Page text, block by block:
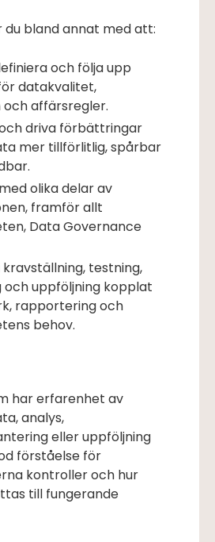
bland annat med att:
och följa upp
datakvalitet,
affärsregler.
driva förbättringar
mer tillförlitlig, spårbar
olika delar av
framför allt
Data Governance
kravställning, testning,
och uppföljning kopplat
rapportering och
behov.
har erfarenhet av
analys,
eller uppföljning
förståelse för
kontroller och hur
till fungerande